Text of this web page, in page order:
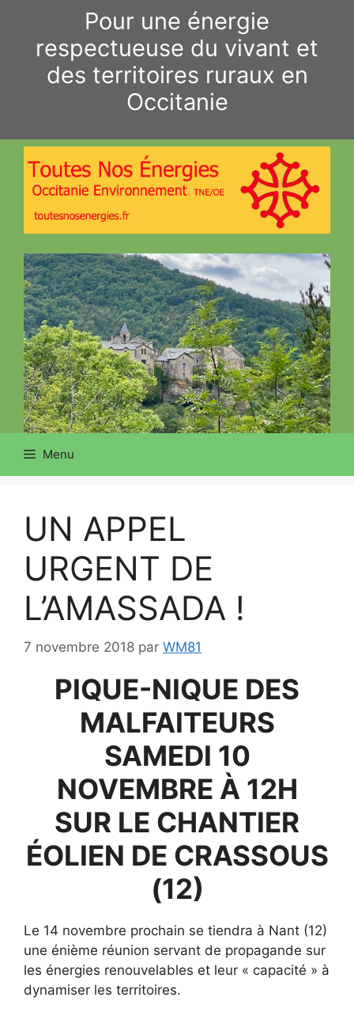
contenu
Pour une énergie
respectueuse du vivant et
des territoires ruraux en
Occitanie
Menu
UN APPEL
URGENT DE
L’AMASSADA !
7 novembre 2018 par WM81
PIQUE-NIQUE DES
MALFAITEURS
SAMEDI 10
NOVEMBRE À 12H
SUR LE CHANTIER
ÉOLIEN DE CRASSOUS
(12)
Le 14 novembre prochain se tiendra à Nant (12)
une énième réunion servant de propagande sur
les énergies renouvelables et leur « capacité » à
dynamiser les territoires.